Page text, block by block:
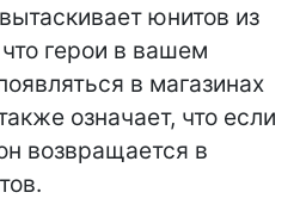
юнитов из
герои в вашем
в магазинах
означает, что если
возвращается в